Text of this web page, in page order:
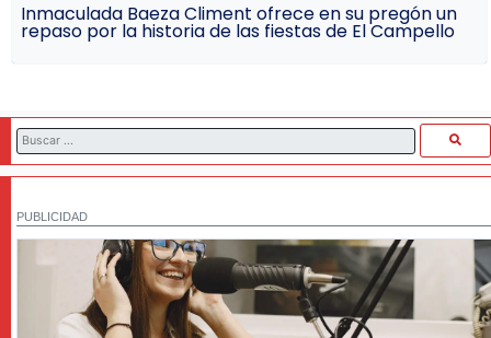
Inmaculada Baeza Climent ofrece en su pregón un
repaso por la historia de las fiestas de El Campello
PUBLICIDAD